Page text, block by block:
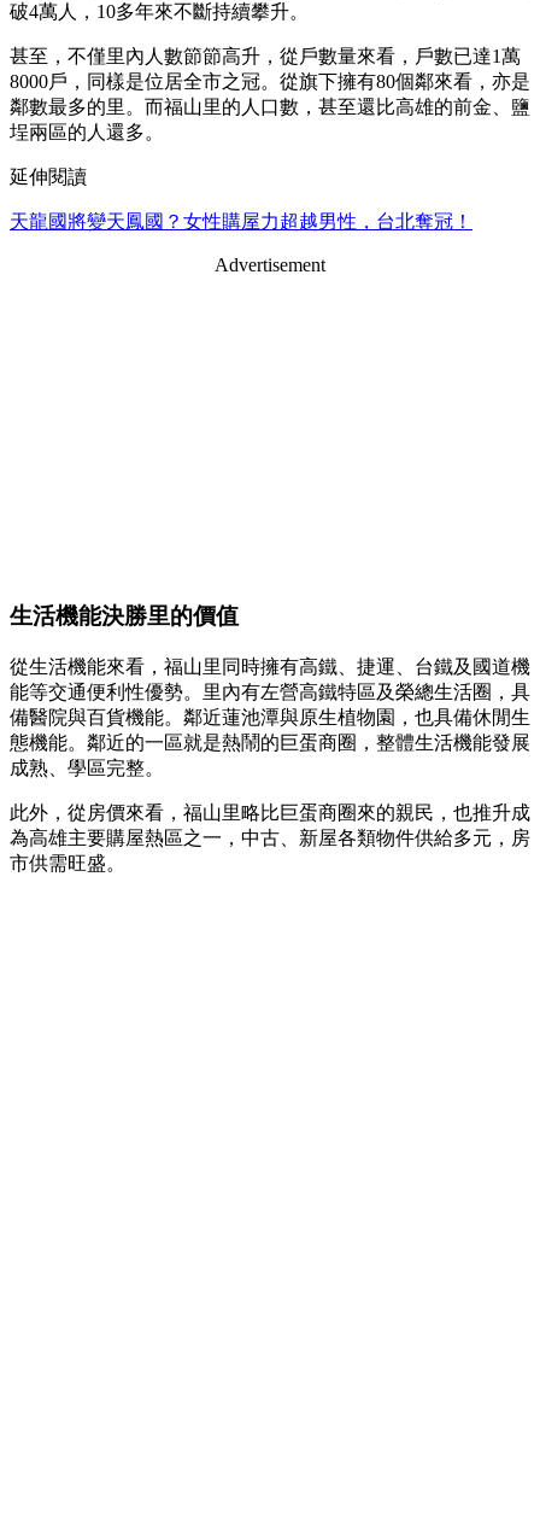
破4萬人，10多年來不斷持續攀升。
甚至，不僅里內人數節節高升，從戶數量來看，戶數已達1萬
8000戶，同樣是位居全市之冠。從旗下擁有80個鄰來看，亦是
鄰數最多的里。而福山里的人口數，甚至還比高雄的前金、鹽
埕兩區的人還多。
延伸閱讀
天龍國將變天鳳國？女性購屋力超越男性，台北奪冠！
Advertisement
生活機能決勝里的價值
從生活機能來看，福山里同時擁有高鐵、捷運、台鐵及國道機
能等交通便利性優勢。里內有左營高鐵特區及榮總生活圈，具
備醫院與百貨機能。鄰近蓮池潭與原生植物園，也具備休閒生
態機能。鄰近的一區就是熱鬧的巨蛋商圈，整體生活機能發展
成熟、學區完整。
此外，從房價來看，福山里略比巨蛋商圈來的親民，也推升成
為高雄主要購屋熱區之一，中古、新屋各類物件供給多元，房
市供需旺盛。